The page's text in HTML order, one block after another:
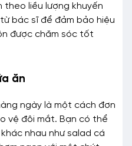
theo liều lượng khuyến
bác sĩ để đảm bảo hiệu
được chăm sóc tốt
ăn
ngày là một cách đơn
vệ đôi mắt. Bạn có thể
nhau như salad cá